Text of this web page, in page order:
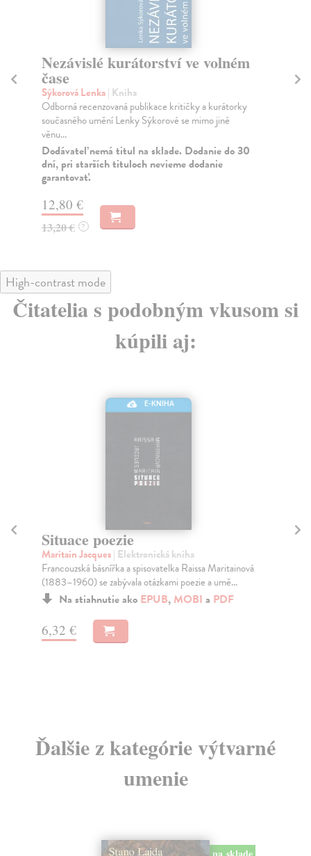
Nezávislé kurátorství ve volném
čase
Sýkorová Lenka| Kniha
Odborná recenzovaná publikace kritičky a kurátorky
současného umění Lenky Sýkorové se mimo jiné
věnu...
Dodávateľ nemá titul na sklade. Dodanie do 30
dní, pri starších tituloch nevieme dodanie
garantovať.
12,80 €
13,20 € ?
High-contrast mode
Čitatelia s podobným vkusom si
kúpili aj:
E-KNIHA
Situace poezie
Maritain Jacques| Elektronická kniha
Francouzská básnířka a spisovatelka Raissa Maritainová
(1883–1960) se zabývala otázkami poezie a umě...
Na stiahnutie ako EPUB, MOBI a PDF
6,32 €
Ďalšie z kategórie výtvarné
umenie